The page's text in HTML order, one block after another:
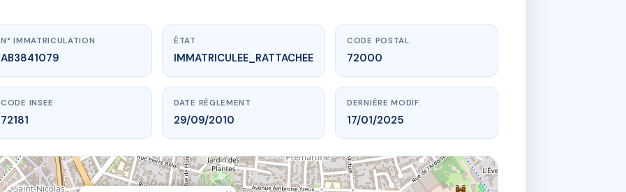
N° IMMATRICULATION
AB3841079
ÉTAT
IMMATRICULEE_RATTACHEE
CODE POSTAL
72000
CODE INSEE
72181
DATE RÈGLEMENT
29/09/2010
DERNIÈRE MODIF.
17/01/2025